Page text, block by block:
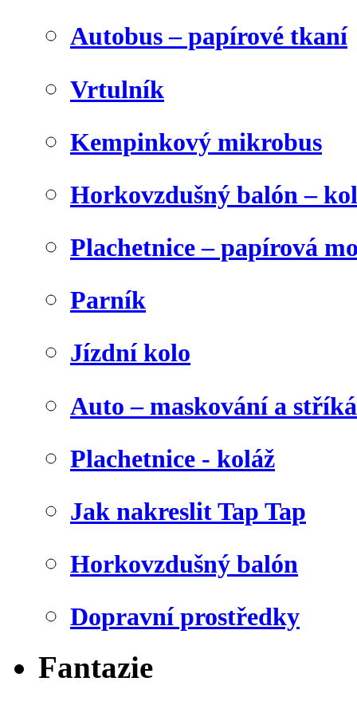
Autobus – papírové tkaní
Vrtulník
Kempinkový mikrobus
Horkovzdušný balón –
Plachetnice – papírová
Parník
Jízdní kolo
Auto – maskování a
Plachetnice - koláž
Jak nakreslit Tap Tap
Horkovzdušný balón
Dopravní prostředky
Fantazie